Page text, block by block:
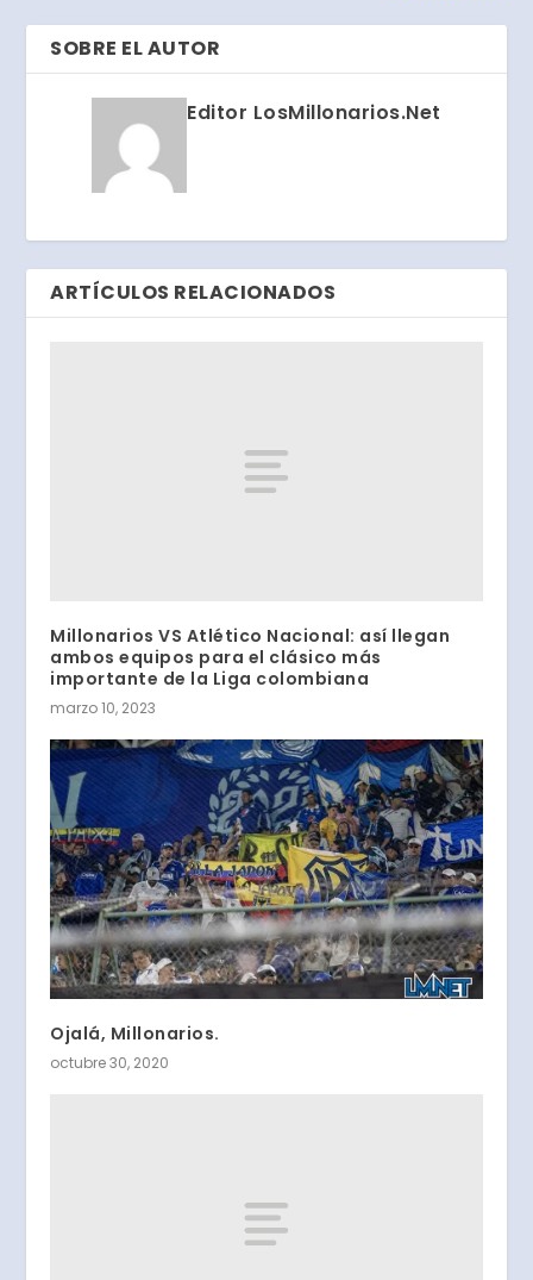
SOBRE EL AUTOR
Editor LosMillonarios.Net
ARTÍCULOS RELACIONADOS
Millonarios VS Atlético Nacional: así llegan
ambos equipos para el clásico más
importante de la Liga colombiana
marzo 10, 2023
Ojalá, Millonarios.
octubre 30, 2020